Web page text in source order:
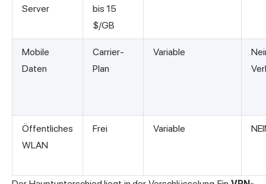
Server
bis 15
$/GB
Mobile
Daten
Carrier-
Plan
Variable
Öffentliches
WLAN
Frei Variable